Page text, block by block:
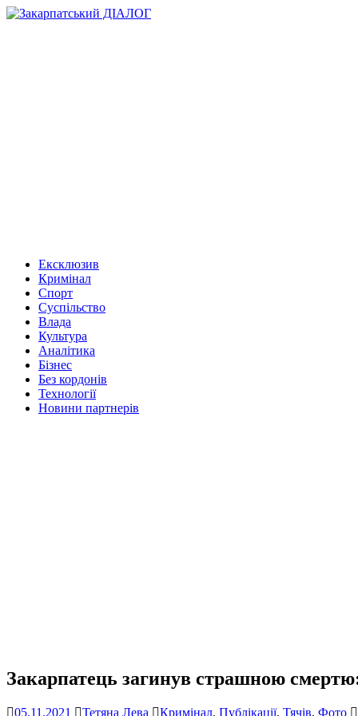
Ексклюзив
Кримінал
Спорт
Суспільство
Влада
Культура
Аналітика
Бізнес
Без кордонів
Технології
Новини партнерів
Закарпатець загинув страшною
05.11.2021 Тетяна Лева Кримінал, Публікації, Тячів, Фото